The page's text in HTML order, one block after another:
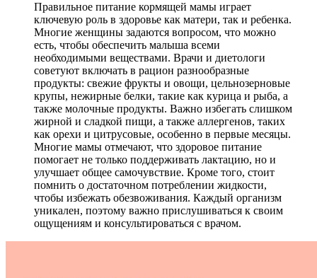
Правильное питание кормящей мамы играет
ключевую роль в здоровье как матери, так и ребенка.
Многие женщины задаются вопросом, что можно
есть, чтобы обеспечить малыша всеми
необходимыми веществами. Врачи и диетологи
советуют включать в рацион разнообразные
продукты: свежие фрукты и овощи, цельнозерновые
крупы, нежирные белки, такие как курица и рыба, а
также молочные продукты. Важно избегать слишком
жирной и сладкой пищи, а также аллергенов, таких
как орехи и цитрусовые, особенно в первые месяцы.
Многие мамы отмечают, что здоровое питание
помогает не только поддерживать лактацию, но и
улучшает общее самочувствие. Кроме того, стоит
помнить о достаточном потреблении жидкости,
чтобы избежать обезвоживания. Каждый организм
уникален, поэтому важно прислушиваться к своим
ощущениям и консультироваться с врачом.